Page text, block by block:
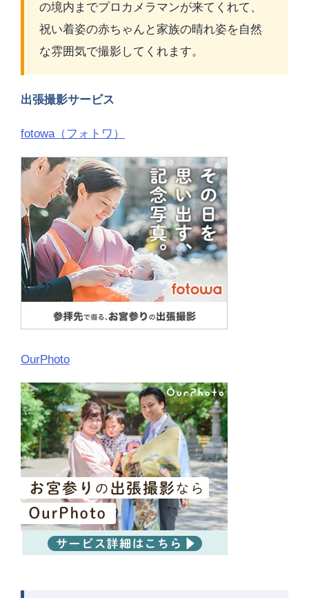
の境内までプロカメラマンが来てくれて、
祝い着姿の赤ちゃんと家族の晴れ姿を自然
な雰囲気で撮影してくれます。
出張撮影サービス
fotowa（フォトワ）
OurPhoto